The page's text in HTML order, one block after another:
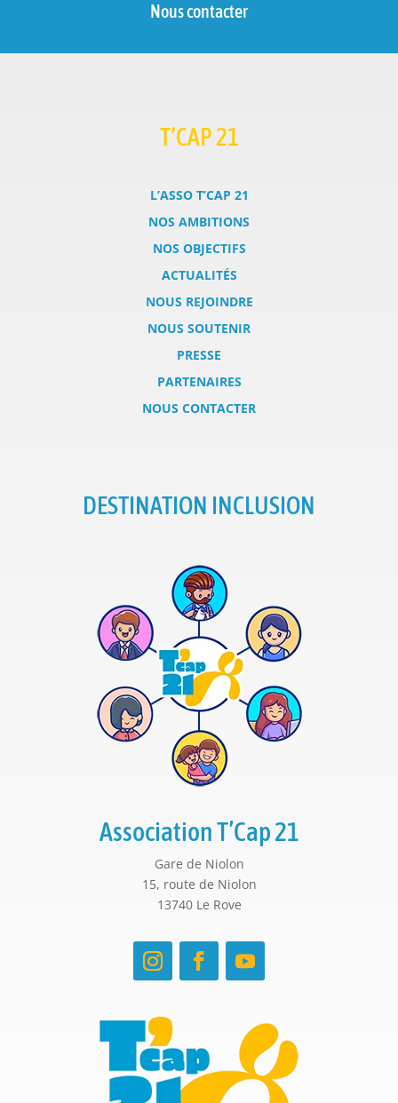
Nous contacter
T’CAP 21
L’ASSO T’CAP 21
NOS AMBITIONS
NOS OBJECTIFS
ACTUALITÉS
NOUS REJOINDRE
NOUS SOUTENIR
PRESSE
PARTENAIRES
NOUS CONTACTER
DESTINATION INCLUSION
Association T’Cap 21
Gare de Niolon
15, route de Niolon
13740 Le Rove